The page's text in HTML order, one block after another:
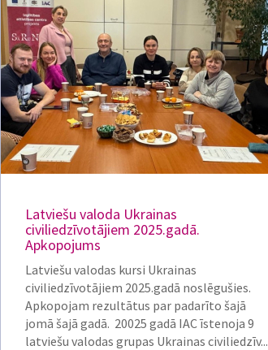
Latviešu valoda Ukrainas
civiliedzīvotājiem 2025.gadā.
Apkopojums
Latviešu valodas kursi Ukrainas
civiliedzīvotājiem 2025.gadā noslēgušies.
Apkopojam rezultātus par padarīto šajā
jomā šajā gadā. 20025 gadā IAC īstenoja 9
latviešu valodas grupas Ukrainas civiliedzīv...